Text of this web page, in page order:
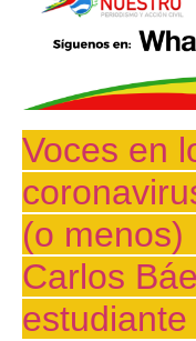
Voces en
(o menos)
Carlos